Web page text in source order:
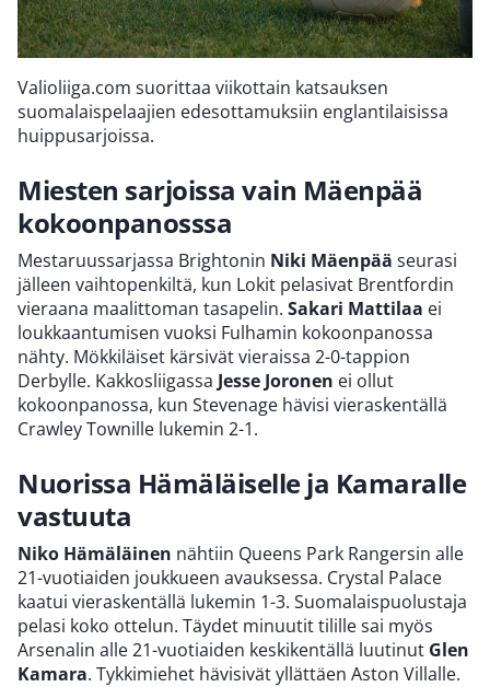
Valioliiga.com suorittaa viikottain katsauksen
suomalaispelaajien edesottamuksiin englantilaisissa
huippusarjoissa.
Miesten sarjoissa vain Mäenpää
kokoonpanosssa
Mestaruussarjassa Brightonin Niki Mäenpää seurasi
jälleen vaihtopenkiltä, kun Lokit pelasivat Brentfordin
vieraana maalittoman tasapelin. Sakari Mattilaa ei
loukkaantumisen vuoksi Fulhamin kokoonpanossa
nähty. Mökkiläiset kärsivät vieraissa 2-0-tappion
Derbylle. Kakkosliigassa Jesse Joronen ei ollut
kokoonpanossa, kun Stevenage hävisi vieraskentällä
Crawley Townille lukemin 2-1.
Nuorissa Hämäläiselle ja Kamaralle
vastuuta
Niko Hämäläinen nähtiin Queens Park Rangersin alle
21-vuotiaiden joukkueen avauksessa. Crystal Palace
kaatui vieraskentällä lukemin 1-3. Suomalaispuolustaja
pelasi koko ottelun. Täydet minuutit tilille sai myös
Arsenalin alle 21-vuotiaiden keskikentällä luutinut Glen
Kamara. Tykkimiehet hävisivät yllättäen Aston Villalle.